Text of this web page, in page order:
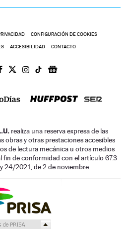
CONFIGURACIÓN DE COOKIES
ACCESIBILIDAD CONTACTO
realiza una reserva expresa de las
obras y otras prestaciones accesibles
de lectura mecánica u otros medios
fin de conformidad con el artículo 67.3
24/2021, de 2 de noviembre.